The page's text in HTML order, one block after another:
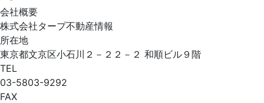
会社概要
株式会社タープ不動産情報
所在地
東京都文京区小石川２－２２－２ 和順ビル９階
TEL
03-5803-9292
FAX